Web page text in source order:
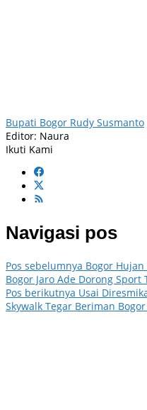
Bupati Bogor Rudy Susmanto
Editor: Naura
Ikuti Kami
Navigasi pos
Pos sebelumnya Bogor
Bogor Jaro Ade Dorong
Pos berikutnya Usai
Skywalk Tegar Beriman